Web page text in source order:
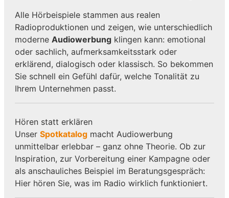
Alle Hörbeispiele stammen aus realen
Radioproduktionen und zeigen, wie unterschiedlich
moderne Audiowerbungklingen kann: emotional
oder sachlich, aufmerksamkeitsstark oder
erklärend, dialogisch oder klassisch. So bekommen
Sie schnell ein Gefühl dafür, welche Tonalität zu
Ihrem Unternehmen passt.
Hören statt erklären
Unser Spotkatalogmacht Audiowerbung
unmittelbar erlebbar – ganz ohne Theorie. Ob zur
Inspiration, zur Vorbereitung einer Kampagne oder
als anschauliches Beispiel im Beratungsgespräch:
Hier hören Sie, was im Radio wirklich funktioniert.